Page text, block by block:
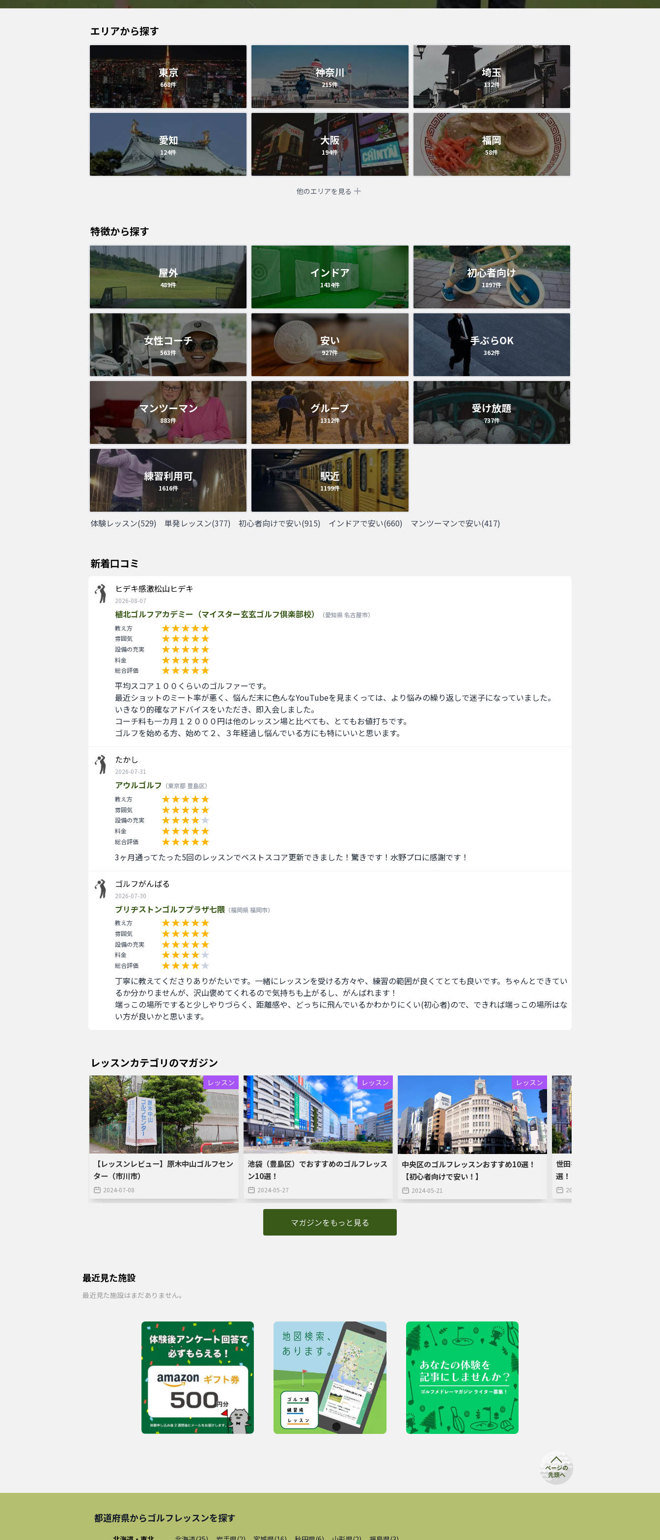
エリアから探す
東京
668件
神奈川
215件
埼玉
132件
愛知
124件
大阪
194件
福岡
58件
他のエリアを見る
特徴から探す
屋外
489件
インドア
1434件
初心者向け
1897件
女性コーチ
563件
安い
927件
手ぶらOK
362件
マンツーマン
883件
グループ
1312件
受け放題
737件
練習利用可
1616件
駅近
1199件
体験レッスン(529) 単発レッスン(377) 初心者向けで安い(915) インドアで安い(660) マンツーマンで安い(417)
新着口コミ
ヒデキ感激松山ヒデキ
2026-08-07
植北ゴルフアカデミー（マイスター玄玄ゴルフ倶楽部校）
（愛知県 名古屋市）
教え方
雰囲気
設備の充実
料金
総合評価
平均スコア１００くらいのゴルファーです。
最近ショットのミート率が悪く、悩んだ末に色んなYouTubeを見まくっては、より悩みの繰り返しで迷子になっていました。
いきなり的確なアドバイスをいただき、即入会しました。
コーチ料も一カ月１２０００円は他のレッスン場と比べても、とてもお値打ちです。
ゴルフを始める方、始めて２、３年経過し悩んでいる方にも特にいいと思います。
たかし
2026-07-31
アウルゴルフ （東京都 豊島区）
教え方
雰囲気
設備の充実
料金
総合評価
3ヶ月通ってたった5回のレッスンでベストスコア更新できました！驚きです！水野プロに感謝です！
ゴルフがんばる
2026-07-30
ブリヂストンゴルフプラザ七隈 （福岡県 福岡市）
教え方
雰囲気
設備の充実
料金
総合評価
丁寧に教えてくださりありがたいです。一緒にレッスンを受ける方々や、練習の範囲が良くてとても良いです。ちゃんとできてい
るか分かりませんが、沢山褒めてくれるので気持ちも上がるし、がんばれます！
端っこの場所ですると少しやりづらく、距離感や、どっちに飛んでいるかわかりにくい(初心者)ので、できれば端っこの場所はな
い方が良いかと思います。
レッスンカテゴリのマガジン
レッスン
【レッスンレビュー】原木中山ゴルフセン
ター（市川市）
2024-07-08
レッスン
池袋（豊島区）でおすすめのゴルフレッス
ン10選！
2024-05-27
レッスン
中央区のゴルフレッスンおすすめ10選！
【初心者向けで安い！】
2024-05-21
世田谷区でおすすめのゴルフ
選！【初心者向けで安い】
2024-05-21
マガジンをもっと見る
最近見た施設
最近見た施設はまだありません。
都道府県からゴルフレッスンを探す